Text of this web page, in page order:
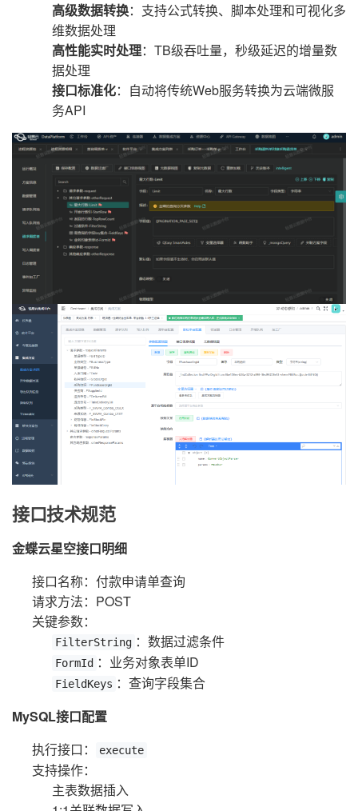
高级数据转换：支持公式转换、脚本处理和可视化多
维数据处理
高性能实时处理：TB级吞吐量，秒级延迟的增量数
据处理
接口标准化：自动将传统Web服务转换为云端微服
务API
接口技术规范
金蝶云星空接口明细
接口名称：付款申请单查询
请求方法：POST
关键参数：
FilterString ：数据过滤条件
FormId ：业务对象表单ID
FieldKeys ：查询字段集合
MySQL接口配置
执行接口：
execute
支持操作：
主表数据插入